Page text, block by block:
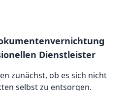
Dienstleister
zunächst, ob es sich nicht
selbst zu entsorgen.